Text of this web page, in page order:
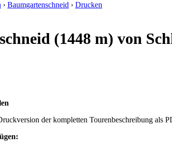
› Baumgartenschneid › Drucken
(1448 m) von
der kompletten Tourenbeschreibung als